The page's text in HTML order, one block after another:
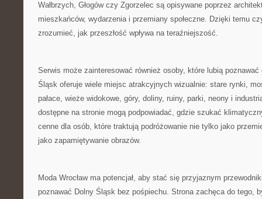
Wałbrzych, Głogów czy Zgorzelec są opisywane poprzez
mieszkańców, wydarzenia i przemiany społeczne. Dzięki temu
zrozumieć, jak przeszłość wpływa na teraźniejszość.
Serwis może zainteresować również osoby, które lubią
Śląsk oferuje wiele miejsc atrakcyjnych wizualnie: stare rynki,
pałace, wieże widokowe, góry, doliny, ruiny, parki, neony i
dostępne na stronie mogą podpowiadać, gdzie szukać
cenne dla osób, które traktują podróżowanie nie tylko jako
jako zapamiętywanie obrazów.
Moda Wrocław ma potencjał, aby stać się przyjaznym
poznawać Dolny Śląsk bez pośpiechu. Strona zachęca do tego,